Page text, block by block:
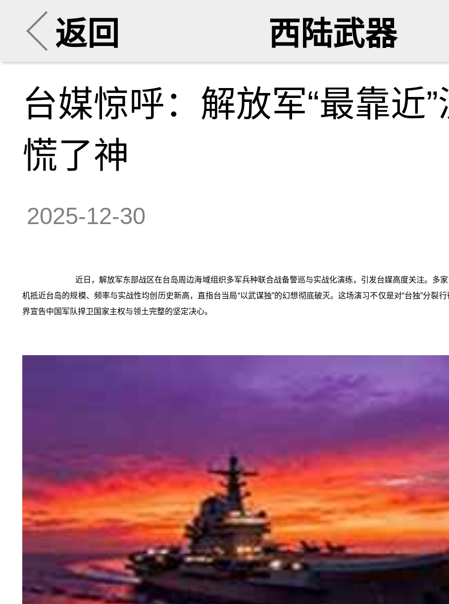
返回 西陆武器
台媒惊呼：解放军“最靠近”
慌了神
2025-12-30
近日，解放军东部战区在台岛周边海域组织多军兵种联合战备警巡与实战化演练，引发台媒高度关注。多
机抵近台岛的规模、频率与实战性均创历史新高，直指台当局“以武谋独”的幻想彻底破灭。这场演习不仅是对“台独”分裂
界宣告中国军队捍卫国家主权与领土完整的坚定决心。